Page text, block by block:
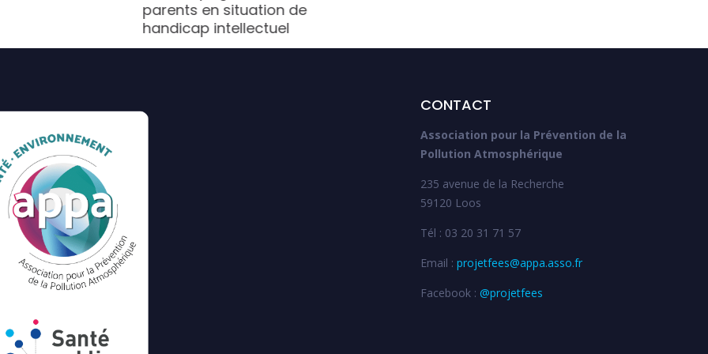
parents en situation de
handicap intellectuel
CONTACT
Association pour la Prévention de la
Pollution Atmosphérique
235 avenue de la Recherche
59120 Loos
Tél : 03 20 31 71 57
Email : projetfees@appa.asso.fr
Facebook : @projetfees